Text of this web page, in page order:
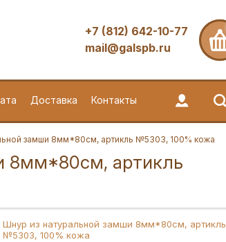
+7 (812) 642-10-77
mail@galspb.ru
Доставка Контакты
замши 8мм*80см, артикль №5303, 100% кожа
8мм*80см, артикль
Шнур из натуральной замши 8мм*80см, артикль
№5303, 100% кожа